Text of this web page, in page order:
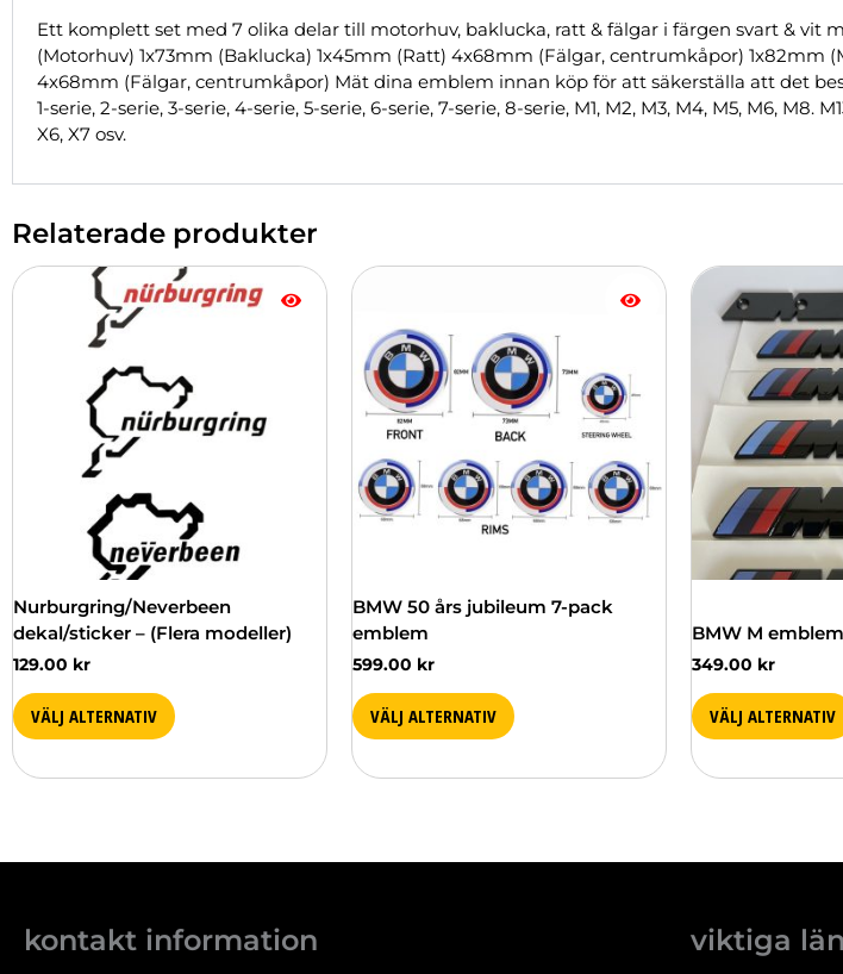
Ett komplett set med 7 olika delar till motorhuv, baklucka, ratt & fälgar i färgen svart & vit
(Motorhuv) 1x73mm (Baklucka) 1x45mm (Ratt) 4x68mm (Fälgar, centrumkåpor) 1x82mm
4x68mm (Fälgar, centrumkåpor) Mät dina emblem innan köp för att säkerställa att det
1-serie, 2-serie, 3-serie, 4-serie, 5-serie, 6-serie, 7-serie, 8-serie, M1, M2, M3, M4, M5, M6, M8.
X6, X7 osv.
Relaterade produkter
Nurburgring/Neverbeen
dekal/sticker – (Flera modeller)
129.00 kr
VÄLJ ALTERNATIV
Den
produkten
varianter.
alternativen
produktsidan
BMW 50 års jubileum 7-pack
emblem
599.00 kr
VÄLJ ALTERNATIV
Den
produkten
har
flera
varianter.
olika
alternativen
kan
produktsidan
BMW M
349.00 kr
VÄLJ ALTERNATIV
Den
här
produkten
varianter.
De
olika
alternativen
kan
väljas
på
kontakt information viktiga